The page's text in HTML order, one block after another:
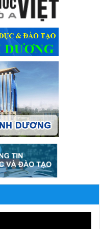
ngừa, đấu tranh tội
hoạt động tổ chức đánh
học sinh thị xã Bến
học sinh thị xã Bến Cát
phòng Covid 19
phòng Covid 19
toàn giao thông cho nụ
và giáo viên trung học
giao thông cho nụ cười